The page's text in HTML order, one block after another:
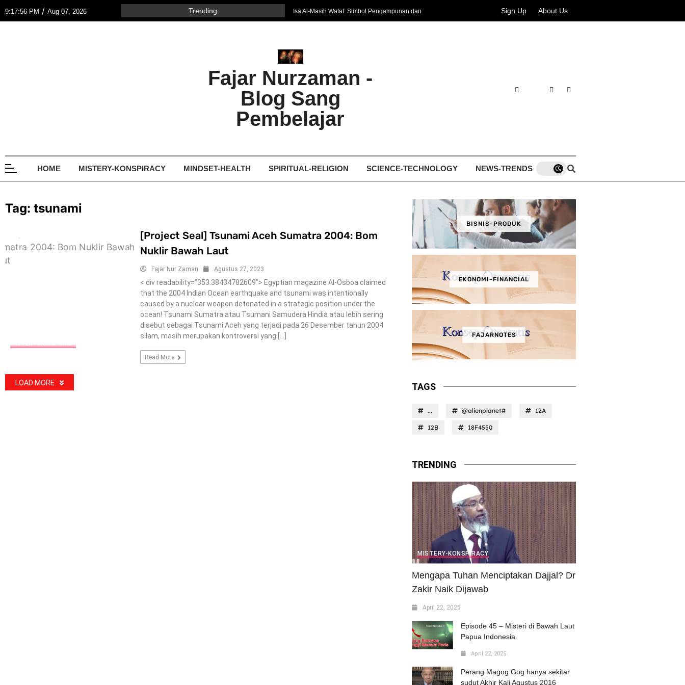
9:17:56 PM / Aug 07, 2026 Trending
Isa Al-Masih Wafat: Simbol Pengampunan dan
Harapan Baru
Ghosting: Menghilang Tanpa Jejak, Tren Toxic
Bukan Seberapa Keras Kita Jatuh, tetapi
Bagaimana Kita Bangkit Kembali
Dampak Fatherless: Ketika Anak Salah
Mengartikan Cinta dan Kasih Sayang
Sign Up About Us
Fajar Nurzaman -
Blog Sang
Pembelajar
HOME MISTERY-KONSPIRACY MINDSET-HEALTH SPIRITUAL-RELIGION SCIENCE-TECHNOLOGY NEWS-TRENDS
Tag: tsunami
MISTERY-KONSPIRACY
[Project Seal] Tsunami Aceh Sumatra 2004: Bom
Nuklir Bawah Laut
Fajar Nur Zaman Agustus 27, 2023
< div readability=”353.38434782609″> Egyptian magazine Al-Osboa claimed
that the 2004 Indian Ocean earthquake and tsunami was intentionally
caused by a nuclear weapon detonated in a strategic position under the
ocean! Tsunami Sumatra atau Tsumani Samudera Hindia atau lebih sering
disebut sebagai Tsunami Aceh yang terjadi pada 26 Desember tahun 2004
silam, masih merupakan kontroversi yang […]
Read More
LOAD MORE
BISNIS-PRODUK
EKONOMI-FINANCIAL
FAJARNOTES
TAGS
... @alienplanet# 12A
12B 18F4550
TRENDING
MISTERY-KONSPIRACY
Mengapa Tuhan Menciptakan Dajjal? Dr
Zakir Naik Dijawab
April 22, 2025
Episode 45 – Misteri di Bawah Laut
Papua Indonesia
April 22, 2025
Perang Magog Gog hanya sekitar
sudut Akhir Kali Agustus 2016